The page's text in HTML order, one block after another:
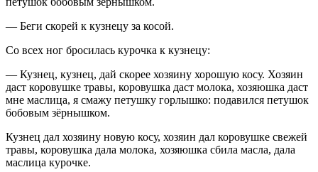
— Беги скорей к кузнецу за косой.
Со всех ног бросилась курочка к кузнецу:
— Кузнец, кузнец, дай скорее хозяину хорошую косу. Хозяин
даст коровушке травы, коровушка даст молока, хозяюшка даст
мне маслица, я смажу петушку горлышко: подавился петушок
бобовым зёрнышком.
Кузнец дал хозяину новую косу, хозяин дал коровушке свежей
травы, коровушка дала молока, хозяюшка сбила масла, дала
маслица курочке.